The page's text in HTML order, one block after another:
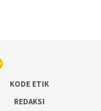
KODE ETIK
REDAKSI